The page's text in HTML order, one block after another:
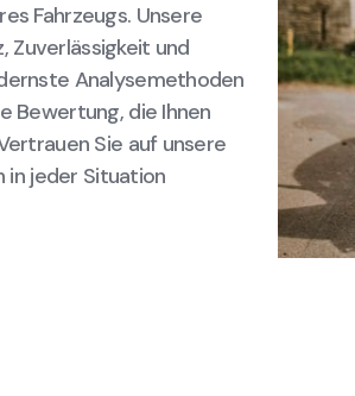
Fahrzeugs. Unsere
Zuverlässigkeit und
Analysemethoden
Bewertung, die Ihnen
Sie auf unsere
in jeder Situation